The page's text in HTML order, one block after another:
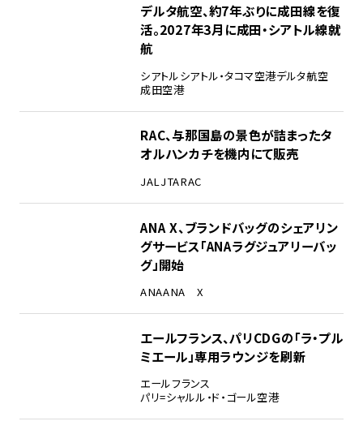
デルタ航空、約7年ぶりに成田線を復
活。2027年3月に成田・シアトル線就
航
シアトルシアトル・タコマ空港デルタ航空
成田空港
RAC、与那国島の景色が詰まったタ
オルハンカチを機内にて販売
JALJTARAC
ANA X、ブランドバッグのシェアリン
グサービス「ANAラグジュアリーバッ
グ」開始
ANAANA X
エールフランス、パリCDGの「ラ・プル
ミエール」専用ラウンジを刷新
エールフランス
パリ=シャルル・ド・ゴール空港